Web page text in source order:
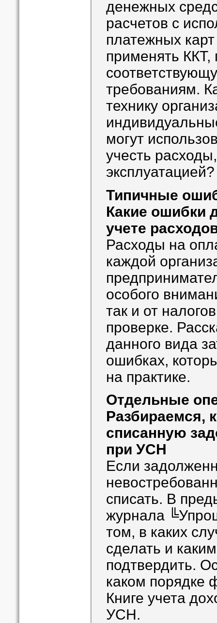
денежных
расчетов с
платежных
применять
требованиям.
технику
могут
учесть
эксплуатацией?
Типичные
Какие ошибки
учете
Расходы на
каждой
особого
так и от
проверке.
данного вида
ошибках,
на практике.
Отдельные
Разбираемся,
списанную
при УСН
Если
списать. В
журнала
том, в каких
сделать и
подтвердить.
каком порядке
Книге учета
УСН.